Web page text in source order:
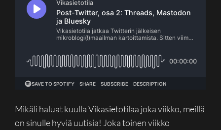
Mikäli haluat kuulla Vikasietotilaa joka viikko, meillä
on sinulle hyviä uutisia! Joka toinen viikko